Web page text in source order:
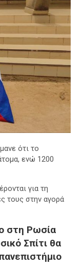
ότι το
ενώ 1200
για τη
τους στην αγορά
στη Ρωσία
Σπίτι θα